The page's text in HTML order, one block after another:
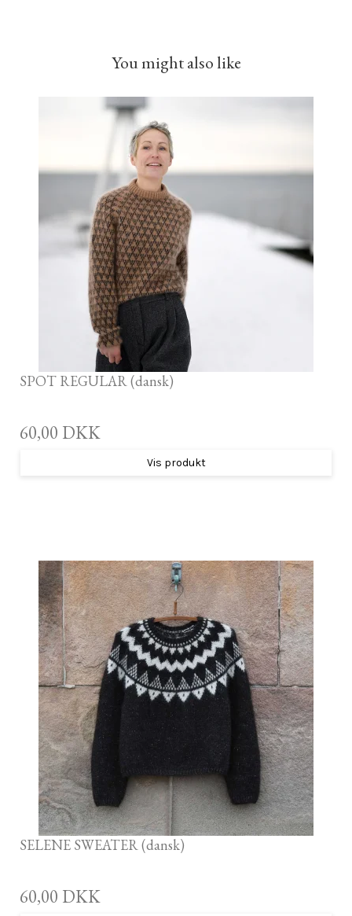
You might also like
SPOT REGULAR (dansk)
60,00 DKK
Vis produkt
SELENE SWEATER (dansk)
60,00 DKK